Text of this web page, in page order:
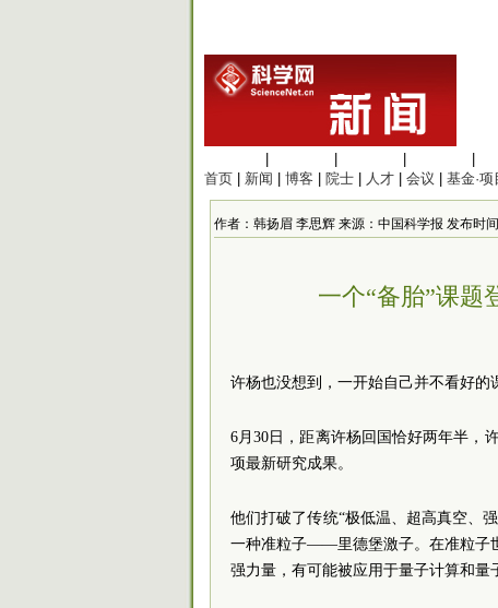
首页
新闻 博客 院士 人才 会议 基金·项
作者：韩扬眉 李思辉 来源：中国科学报 发布时间
一个“备胎”课题
许杨也没想到，一开始自己并不看好的
6月30日，距离许杨回国恰好两年半，
项最新研究成果。
他们打破了传统“极低温、超高真空、
一种准粒子——里德堡激子。在准粒子
强力量，有可能被应用于量子计算和量